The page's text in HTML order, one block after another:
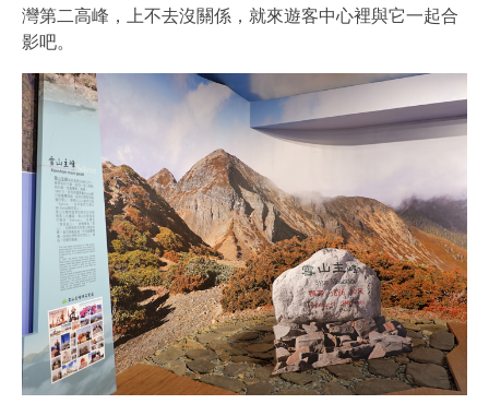
灣第二高峰，上不去沒關係，就來遊客中心裡與它一起合
影吧。